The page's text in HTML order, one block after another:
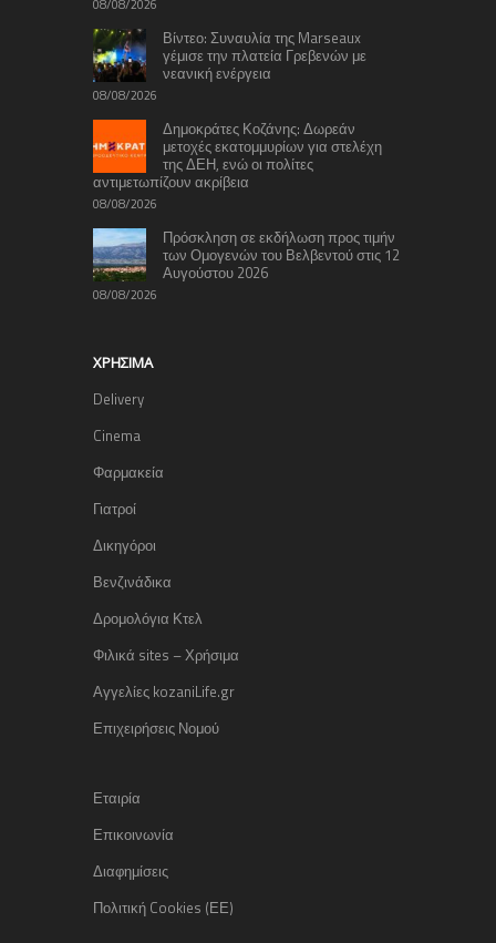
08/08/2026
Βίντεο: Συναυλία της Marseaux
γέμισε την πλατεία Γρεβενών με
νεανική ενέργεια
08/08/2026
Δημοκράτες Κοζάνης: Δωρεάν
μετοχές εκατομμυρίων για στελέχη
της ΔΕΗ, ενώ οι πολίτες
αντιμετωπίζουν ακρίβεια
08/08/2026
Πρόσκληση σε εκδήλωση προς τιμήν
των Ομογενών του Βελβεντού στις 12
Αυγούστου 2026
08/08/2026
ΧΡΉΣΙΜΑ
Delivery
Cinema
Φαρμακεία
Γιατροί
Δικηγόροι
Βενζινάδικα
Δρομολόγια Κτελ
Φιλικά sites – Χρήσιμα
Αγγελίες kozaniLife.gr
Επιχειρήσεις Νομού
Εταιρία
Επικοινωνία
Διαφημίσεις
Πολιτική Cookies (ΕΕ)